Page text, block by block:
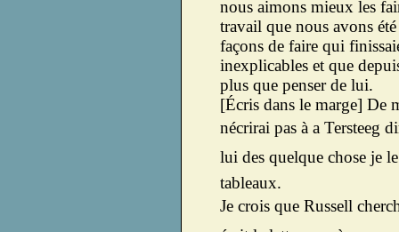
nous aimons mieux les
travail que nous avons
façons de faire qui
inexplicables et que
plus que penser de lui.
[Écris dans le marge] De
nécrirai pas à a Tersteeg
lui des quelque chose je
tableaux.
Je crois que Russell